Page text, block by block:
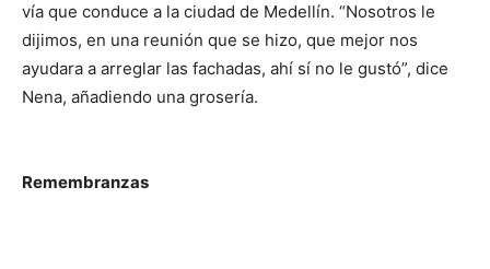
vía que conduce a la ciudad de Medellín. “Nosotros le
dijimos, en una reunión que se hizo, que mejor nos
ayudara a arreglar las fachadas, ahí sí no le gustó”, dice
Nena, añadiendo una grosería.
Remembranzas